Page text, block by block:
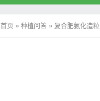
首页 » 种植问答 » 复合肥氨化造